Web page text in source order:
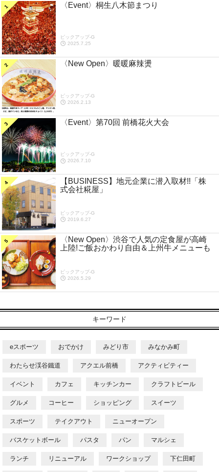
〈Event〉桐生八木節まつり
ピックアップ-G
2025.7.25
〈New Open〉暖暖麻辣燙
ピックアップ-G
2026.2.13
〈Event〉第70回 前橋花火大会
ピックアップ-G
2026.7.10
【BUSINESS】地元企業に潜入取材!!「株
式会社糀屋」
ピックアップ-G
2019.6.27
〈New Open〉渋谷で人気の定食屋が高崎
上陸!ご飯おかわり自由＆上州牛メニューも
ピックアップ-G
2026.5.29
キーワード
eスポーツ おでかけ みどり市 みなかみ町
わたらせ渓谷鐵道 アクエル前橋 アクティビティー
イベント カフェ キッチンカー クラフトビール
グルメ コーヒー ショッピング スイーツ
スポーツ テイクアウト ニューオープン
バスケットボール パスタ パン マルシェ
ランチ リニューアル ワークショップ 下仁田町